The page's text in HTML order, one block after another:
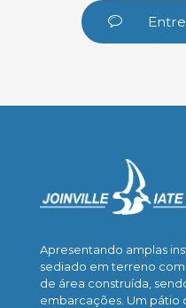
Apresentando amplas
sediado em terreno com
de área construída,
embarcações. Um pátio